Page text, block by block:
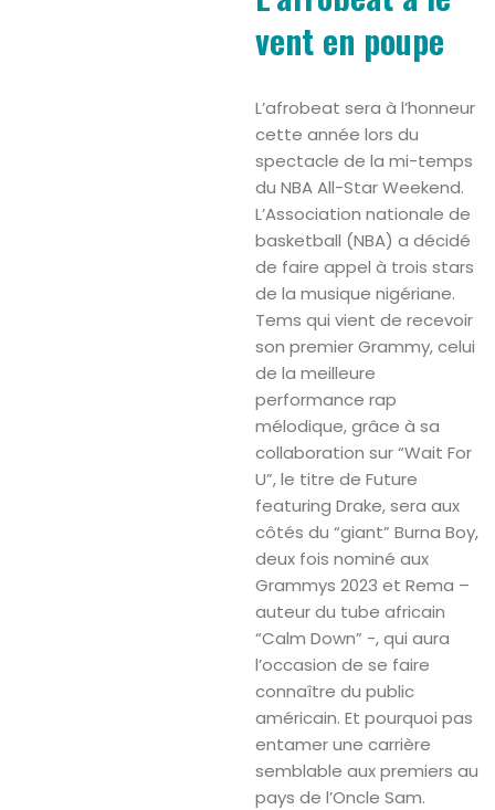
vent en poupe
L’afrobeat sera à l’honneur
cette année lors du
spectacle de la mi-temps
du NBA All-Star Weekend.
L’Association nationale de
basketball (NBA) a décidé
de faire appel à trois stars
de la musique nigériane.
Tems qui vient de recevoir
son premier Grammy, celui
de la meilleure
performance rap
mélodique, grâce à sa
collaboration sur “Wait For
U”, le titre de Future
featuring Drake, sera aux
côtés du “giant” Burna Boy,
deux fois nominé aux
Grammys 2023 et Rema –
auteur du tube africain
“Calm Down” -, qui aura
l’occasion de se faire
connaître du public
américain. Et pourquoi pas
entamer une carrière
semblable aux premiers au
pays de l’Oncle Sam.